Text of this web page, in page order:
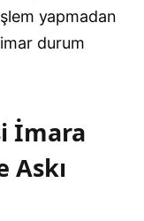
yapmadan
durum
İmara
Askı